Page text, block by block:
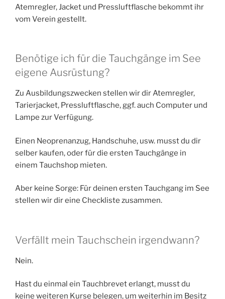
Atemregler, Jacket und Pressluftflasche bekommt ihr
vom Verein gestellt.
Benötige ich für die Tauchgänge im See
eigene Ausrüstung?
Zu Ausbildungszwecken stellen wir dir Atemregler,
Tarierjacket, Pressluftflasche, ggf. auch Computer und
Lampe zur Verfügung.
Einen Neoprenanzug, Handschuhe, usw. musst du dir
selber kaufen, oder für die ersten Tauchgänge in
einem Tauchshop mieten.
Aber keine Sorge: Für deinen ersten Tauchgang im See
stellen wir dir eine Checkliste zusammen.
Verfällt mein Tauchschein irgendwann?
Nein.
Hast du einmal ein Tauchbrevet erlangt, musst du
keine weiteren Kurse belegen, um weiterhin im Besitz